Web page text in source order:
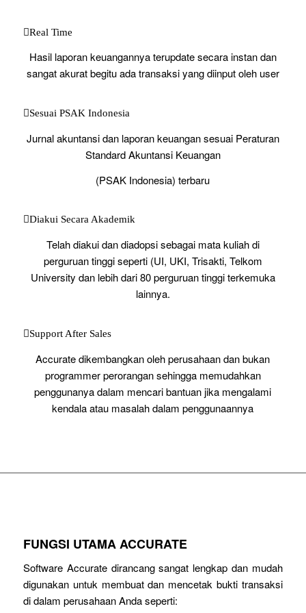
Real Time
Hasil laporan keuangannya terupdate secara instan dan
sangat akurat begitu ada transaksi yang diinput oleh user
Sesuai PSAK Indonesia
Jurnal akuntansi dan laporan keuangan sesuai Peraturan
Standard Akuntansi Keuangan
(PSAK Indonesia) terbaru
Diakui Secara Akademik
Telah diakui dan diadopsi sebagai mata kuliah di
perguruan tinggi seperti (UI, UKI, Trisakti, Telkom
University dan lebih dari 80 perguruan tinggi terkemuka
lainnya.
Support After Sales
Accurate dikembangkan oleh perusahaan dan bukan
programmer perorangan sehingga memudahkan
penggunanya dalam mencari bantuan jika mengalami
kendala atau masalah dalam penggunaannya
FUNGSI UTAMA ACCURATE
Software Accurate dirancang sangat lengkap dan mudah
digunakan untuk membuat dan mencetak bukti transaksi
di dalam perusahaan Anda seperti: